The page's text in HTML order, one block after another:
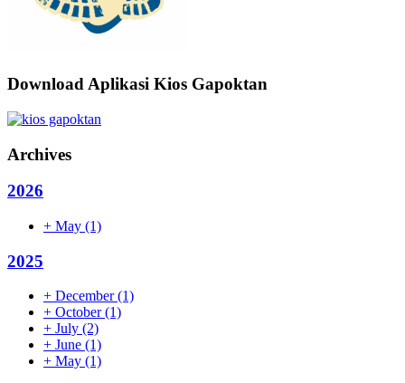
Download Aplikasi Kios Gapoktan
Archives
2026
+ May (1)
2025
+ December(1)
+ October(1)
+ July (2)
+ June (1)
+ May (1)